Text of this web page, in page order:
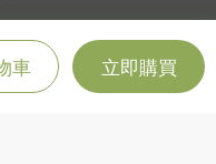
車 立即購買